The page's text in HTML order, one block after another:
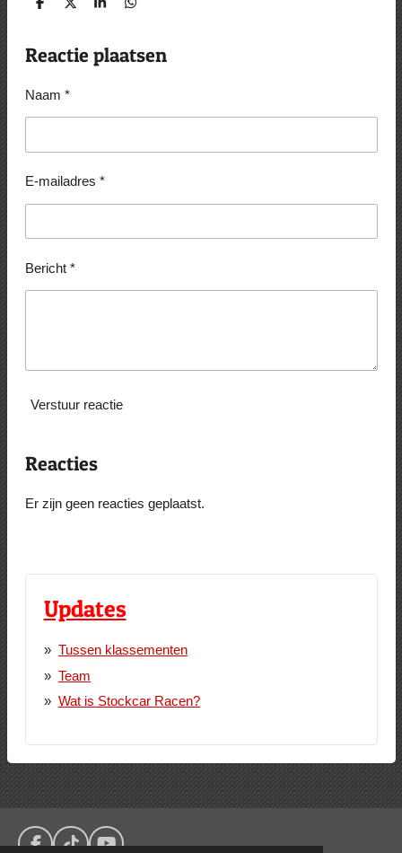
D
e
n
D
l
S
r
e
D
e
n
Reactie plaatsen
Naam *
E-mailadres *
Bericht *
Verstuur reactie
Reacties
Er zijn geen reacties geplaatst.
Updates
Tussen klassementen
Team
Wat is Stockcar Racen?